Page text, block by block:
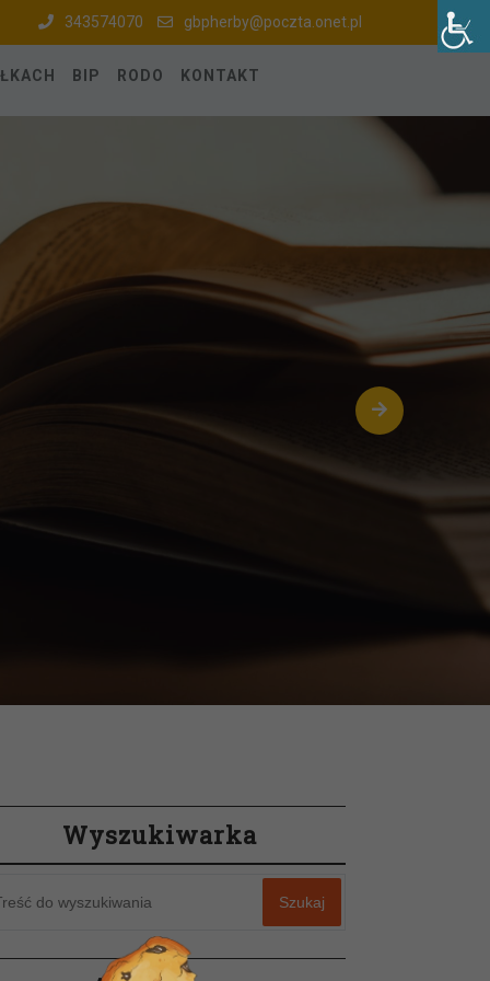
343574070 gbpherby@poczta.onet.pl
BIP RODO KONTAKT
Wyszukiwarka
Szukaj